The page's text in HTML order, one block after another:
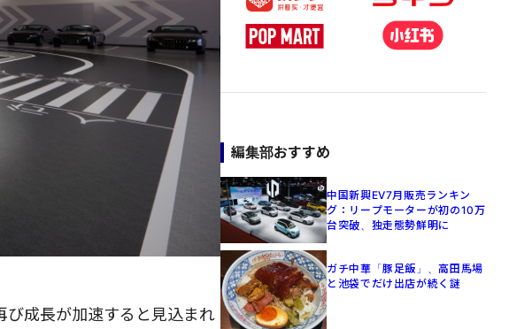
び成長が加速すると見込まれ
編集部おすすめ
中国新興EV7月販売ランキン
グ：リープモーターが初の10万
台突破、独走態勢鮮明に
ガチ中華「豚足飯」、高田馬場
と池袋でだけ出店が続く謎